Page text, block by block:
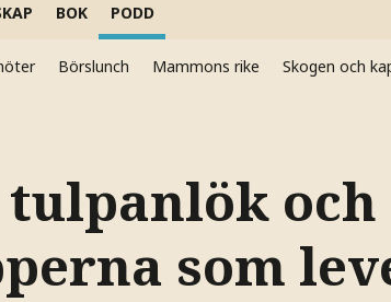
BOK PODD
Börslunch Mammons rike Skogen och
tulpanlök och
som